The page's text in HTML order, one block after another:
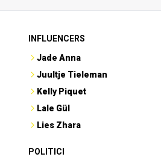
INFLUENCERS
Jade Anna
Juultje Tieleman
Kelly Piquet
Lale Gül
Lies Zhara
POLITICI